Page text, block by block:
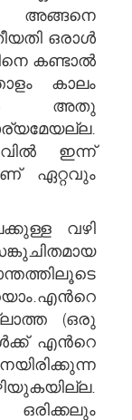
അങ്ങനെ
ഒരാള്‍
കണ്ടാല്‍
കാലം
അതു
ഇന്ന്
ഏറ്റവും
വഴി
(ഒരു
എന്‍റെ